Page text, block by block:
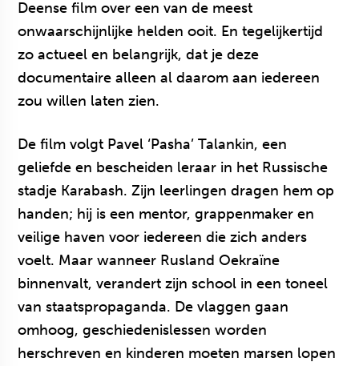
Deense film over een van de meest
onwaarschijnlijke helden ooit. En tegelijkertijd
zo actueel en belangrijk, dat je deze
documentaire alleen al daarom aan iedereen
zou willen laten zien.
De film volgt Pavel ‘Pasha’ Talankin, een
geliefde en bescheiden leraar in het Russische
stadje Karabash. Zijn leerlingen dragen hem op
handen; hij is een mentor, grappenmaker en
veilige haven voor iedereen die zich anders
voelt. Maar wanneer Rusland Oekraïne
binnenvalt, verandert zijn school in een toneel
van staatspropaganda. De vlaggen gaan
omhoog, geschiedenislessen worden
herschreven en kinderen moeten marsen lopen